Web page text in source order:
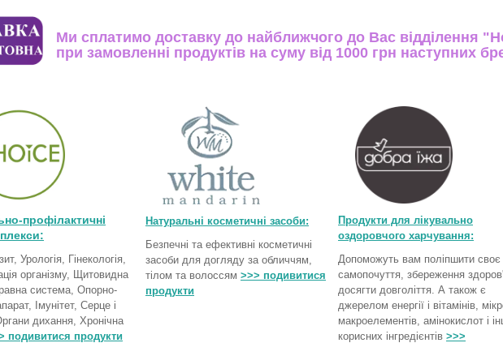
Ми сплатимо доставку до найближчого до Вас відділення
при замовленні продуктів на суму від 1000 грн наступних
профілактичні
Урологія, Гінекологія,
організму, Щитовидна
система, Опорно-
Імунітет, Серце і
дихання, Хронічна
подивитися продукти
Натуральні косметичні засоби:
Безпечні та ефективні косметичні
засоби для догляду за обличчям,
тілом та волоссям >>> подивитися
продукти
Продукти для лікувально
оздоровчого харчування:
Допоможуть вам поліпшити своє
самопочуття, збереження
досягти довголіття. А також є
джерелом енергії і вітамінів,
макроелементів, амінокислот і
корисних інгредієнтів >>>